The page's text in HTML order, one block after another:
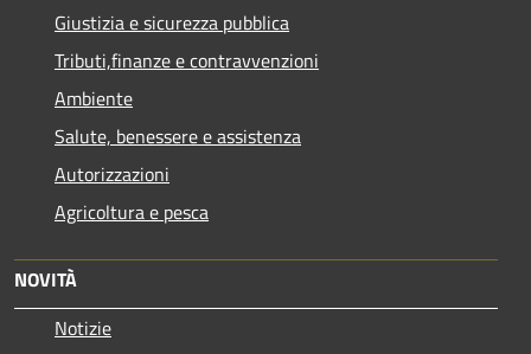
Giustizia e sicurezza pubblica
Tributi,finanze e contravvenzioni
Ambiente
Salute, benessere e assistenza
Autorizzazioni
Agricoltura e pesca
NOVITÀ
Notizie